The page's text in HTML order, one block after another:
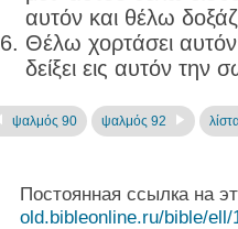
αυτόν και θέλω
Θέλω χορτάσει
δείξει εις αυτόν την
ψαλμός 90 ψαλμός 92
Постоянная ссылка на
old.bibleonline.ru/bible/ell/